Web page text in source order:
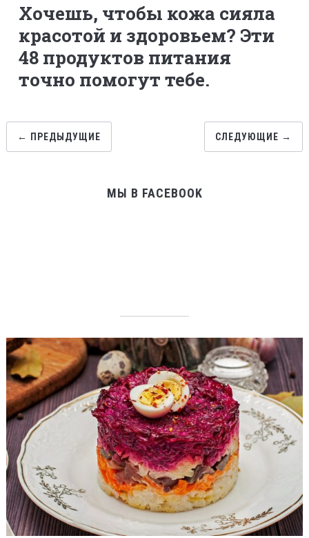
Хочешь, чтобы кожа сияла
красотой и здоровьем? Эти
48 продуктов питания
точно помогут тебе.
← ПРЕДЫДУЩИЕ СЛЕДУЮЩИЕ →
МЫ В FACEBOOK